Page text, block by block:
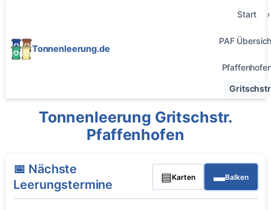
Tonnenleerung.de
Start
PAF
Tonnenleerung Gritschstr.
Pfaffenhofen
📅 Nächste
Leerungstermine
▤Karten ▬Balken